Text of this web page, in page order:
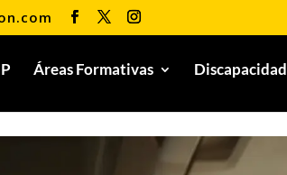
Áreas Formativas Discapacidad